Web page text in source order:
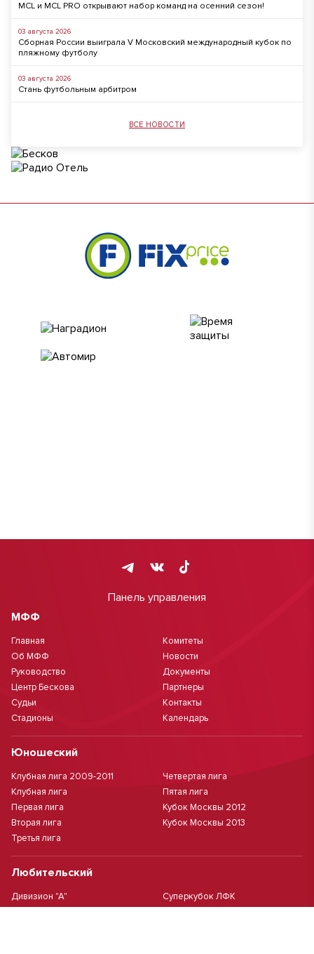
MCL и MCL PRO открывают набор команд на осенний сезон!
03 августа 2026
Сборная России выиграла V Московский международный кубок по
пляжному футболу
03 августа 2026
Стань футбольным арбитром
ВСЕ НОВОСТИ
Панель управления
МФФ
Главная
Об МФФ
Руководство
Центр Бескова
Судьи
Стадионы
Комитеты
Новости
Документы
Партнеры
Контакты
Календарь
Юношеский
Клубная лига 2009-2011
Клубная лига
Первая лига
Вторая лига
Третья лига
Четвертая лига
Пятая лига
Кубок Москвы 2012
Кубок Москвы 2013
Любительский
Дивизион "А"
Суперкубок ЛФК